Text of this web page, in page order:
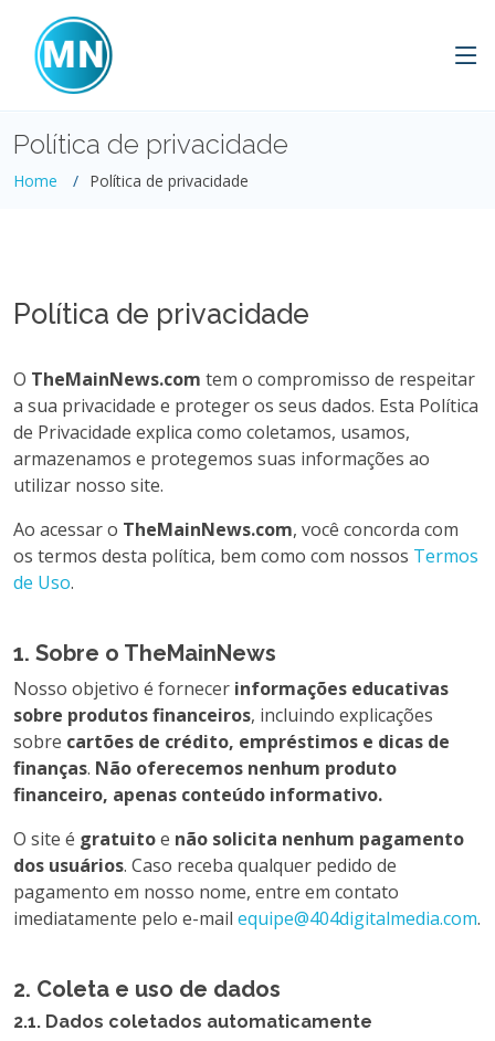
Política de privacidade
Home Política de privacidade
Política de privacidade
O TheMainNews.com tem o compromisso de respeitar
a sua privacidade e proteger os seus dados. Esta Política
de Privacidade explica como coletamos, usamos,
armazenamos e protegemos suas informações ao
utilizar nosso site.
Ao acessar o TheMainNews.com, você concorda com
os termos desta política, bem como com nossos Termos
de Uso.
1. Sobre o TheMainNews
Nosso objetivo é fornecer informações educativas
sobre produtos financeiros, incluindo explicações
sobre cartões de crédito, empréstimos e dicas de
finanças. Não oferecemos nenhum produto
financeiro, apenas conteúdo informativo.
O site é gratuitoe não solicita nenhum pagamento
dos usuários. Caso receba qualquer pedido de
pagamento em nosso nome, entre em contato
imediatamente pelo e-mail equipe@404digitalmedia.com.
2. Coleta e uso de dados
2.1. Dados coletados automaticamente